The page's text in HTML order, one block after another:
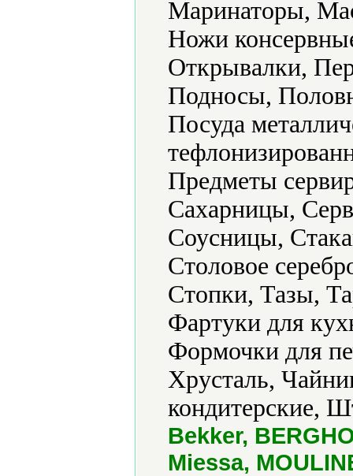
Маринаторы,
Ножи
Открывалки,
Подносы,
Посуда
Предметы
Сахарницы,
Соусницы,
Столовое
Стопки, Тазы,
Фартуки для
Формочки для
Хрусталь,
кондитерские,
Bekker,
Miessa,